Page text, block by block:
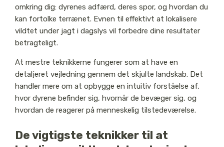
omkring dig: dyrenes adfærd, deres spor, og hvordan du
kan fortolke terrænet. Evnen til effektivt at lokalisere
vildtet under jagt i dagslys vil forbedre dine resultater
betragteligt.
At mestre teknikkerne fungerer som at have en
detaljeret vejledning gennem det skjulte landskab. Det
handler mere om at opbygge en intuitiv forståelse af,
hvor dyrene befinder sig, hvornår de bevæger sig, og
hvordan de reagerer på menneskelig tilstedeværelse.
De vigtigste teknikker til at